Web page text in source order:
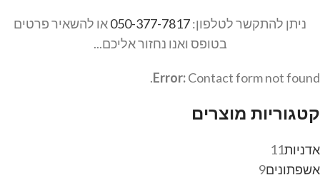
ניתן להתקשר לטלפון:050-377-7817או להשאיר פרטים
בטופס ואנו נחזור אליכם...
Error:Contact form not found.
קטגוריות מוצרים
אדניות11
אשפתונים9